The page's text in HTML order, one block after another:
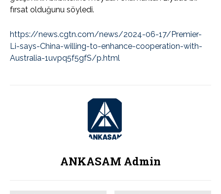
fırsat olduğunu söyledi.
https://news.cgtn.com/news/2024-06-17/Premier-
Li-says-China-willing-to-enhance-cooperation-with-
Australia-1uvpq5f5gfS/p.html
ANKASAM Admin